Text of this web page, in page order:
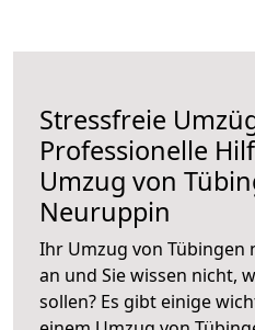
Stressfreie
Professionelle
Umzug von
Neuruppin
Ihr Umzug von Tübingen
an und Sie wissen nicht,
sollen? Es gibt einige